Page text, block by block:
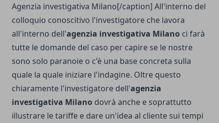
Agenzia investigativa Milano[/caption] All'interno del
colloquio conoscitivo l'investigatore che lavora
all'interno dell'agenzia investigativa Milano ci farà
tutte le domande del caso per capire se le nostre
sono solo paranoie o c'è una base concreta sulla
quale la quale iniziare l'indagine. Oltre questo
chiaramente l'investigatore dell'agenzia
investigativa Milano dovrà anche e soprattutto
illustrare le tariffe e dare un'idea al cliente sui tempi